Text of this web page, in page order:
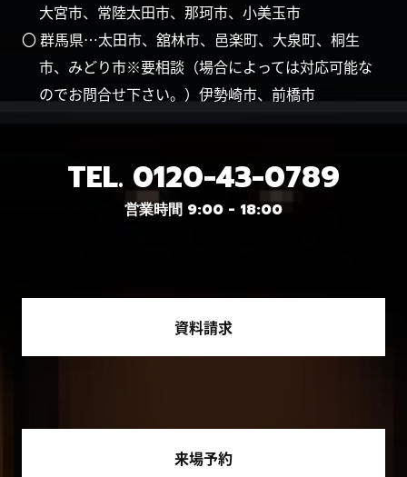
大宮市、常陸太田市、那珂市、小美玉市
〇 群馬県…太田市、舘林市、邑楽町、大泉町、桐生
市、みどり市※要相談（場合によっては対応可能な
のでお問合せ下さい。）伊勢崎市、前橋市
TEL. 0120-43-0789
営業時間 9:00 - 18:00
資料請求
来場予約